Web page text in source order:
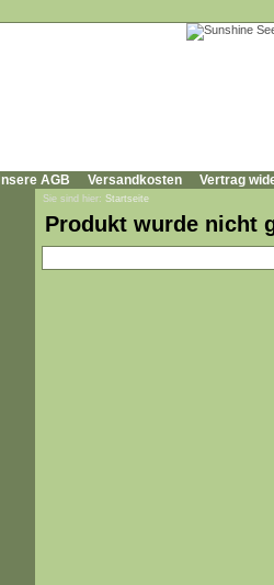
AGB Versandkosten Vertrag
Sie sind hier: Startseite
Produkt wurde nicht